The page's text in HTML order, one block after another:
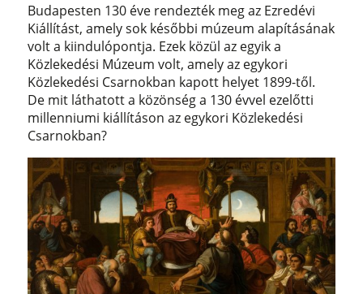
Budapesten 130 éve rendezték meg az Ezredévi
Kiállítást, amely sok későbbi múzeum alapításának
volt a kiindulópontja. Ezek közül az egyik a
Közlekedési Múzeum volt, amely az egykori
Közlekedési Csarnokban kapott helyet 1899-től.
De mit láthatott a közönség a 130 évvel ezelőtti
millenniumi kiállításon az egykori Közlekedési
Csarnokban?